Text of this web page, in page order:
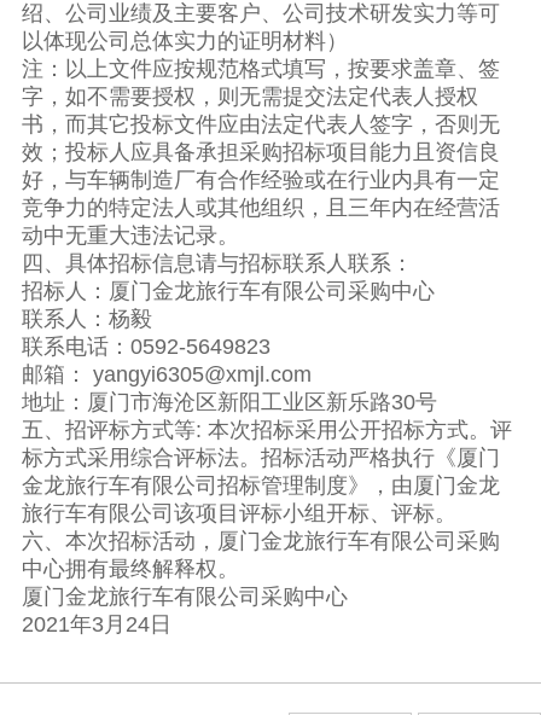
绍、公司业绩及主要客户、公司技术研发实力等可
以体现公司总体实力的证明材料）
注：以上文件应按规范格式填写，按要求盖章、签
字，如不需要授权，则无需提交法定代表人授权
书，而其它投标文件应由法定代表人签字，否则无
效；投标人应具备承担采购招标项目能力且资信良
好，与车辆制造厂有合作经验或在行业内具有一定
竞争力的特定法人或其他组织，且三年内在经营活
动中无重大违法记录。
四、具体招标信息请与招标联系人联系：
招标人：厦门金龙旅行车有限公司采购中心
联系人：杨毅
联系电话：0592-5649823
邮箱： yangyi6305@xmjl.com
地址：厦门市海沧区新阳工业区新乐路30号
五、招评标方式等: 本次招标采用公开招标方式。评
标方式采用综合评标法。招标活动严格执行《厦门
金龙旅行车有限公司招标管理制度》，由厦门金龙
旅行车有限公司该项目评标小组开标、评标。
六、本次招标活动，厦门金龙旅行车有限公司采购
中心拥有最终解释权。
厦门金龙旅行车有限公司采购中心
2021年3月24日